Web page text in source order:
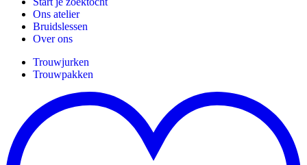
Ons atelier
Bruidslessen
Over ons
Trouwjurken
Trouwpakken